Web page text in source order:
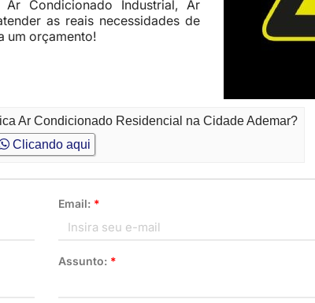
Ar Condicionado Industrial, Ar
as reais necessidades de
um orçamento!
Ar Condicionado Residencial na Cidade Ademar?
Clicando aqui
Email: *
Assunto: *